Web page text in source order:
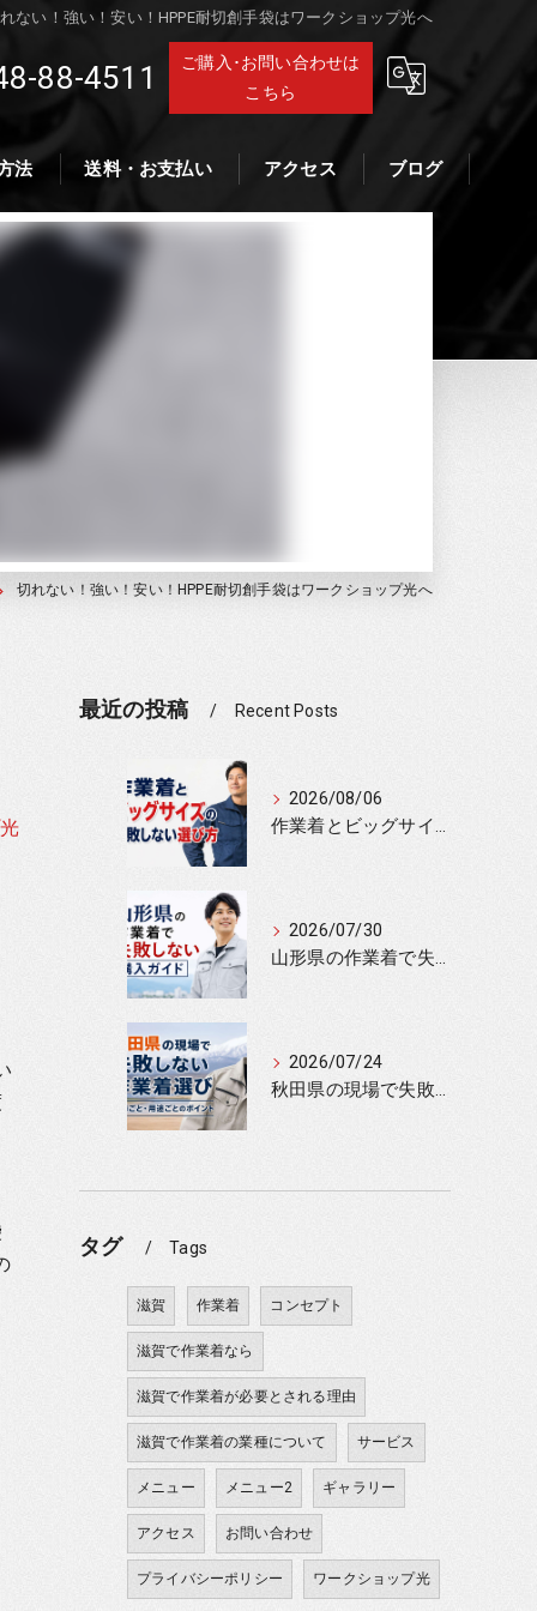
ない！強い！安い！HPPE耐切創手袋はワークショップ光へ
88-4511
ご購入･お問い合わせは
こちら
法 送料・お支払い アクセス ブログ
切れない！強い！安い！HPPE耐切創手袋はワークショップ光へ
最近の投稿 Recent Posts
2026/08/06
作業着とビッグサイズの失敗しない選び方
2026/07/30
山形県の作業着で失敗しない購入ガイド
2026/07/24
秋田県の現場で失敗しない作業着選び｜季節ごと・用途ごとのポイント
タグ Tags
滋賀 作業着 コンセプト
滋賀で作業着なら
滋賀で作業着が必要とされる理由
滋賀で作業着の業種について サービス
メニュー メニュー2 ギャラリー
アクセス お問い合わせ
プライバシーポリシー ワークショップ光